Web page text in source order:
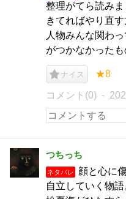
整理がてら読み
きてればやり直
人物みんな関わ
がつかなかったも
ナイス ★8
コメント(0)
つちっち
ネタバレ
顔と心に
自立していく物